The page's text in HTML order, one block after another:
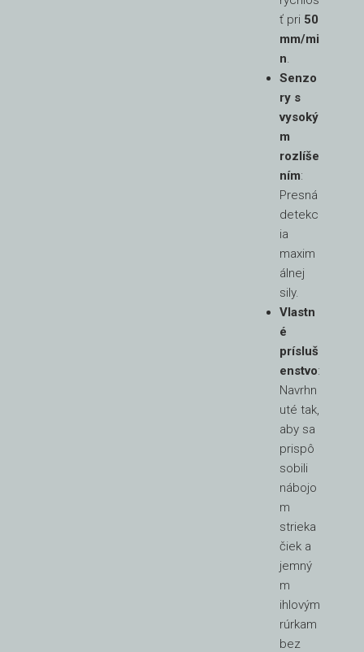
ť pri 50
mm/mi
n.
Senzo
ry s
vysoký
m
rozlíše
ním:
Presná
detekc
ia
maxim
álnej
sily.
Vlastn
é
prísluš
enstvo:
Navrhn
uté tak,
aby sa
prispô
sobili
nábojo
m
strieka
čiek a
jemný
m
ihlovým
rúrkam
bez